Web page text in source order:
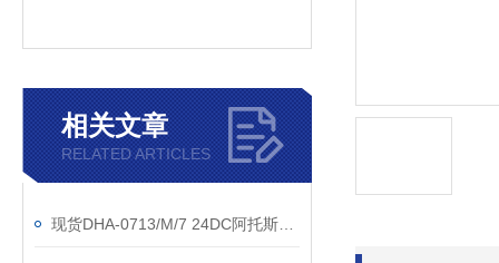
相关文章
RELATED ARTICLES